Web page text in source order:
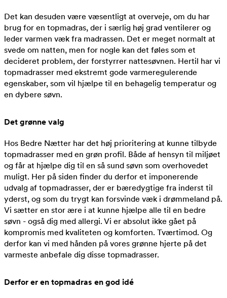
Det kan desuden være væsentligt at overveje, om du har
brug for en topmadras, der i særlig høj grad ventilerer og
leder varmen væk fra madrassen. Det er meget normalt at
svede om natten, men for nogle kan det føles som et
decideret problem, der forstyrrer nattesøvnen. Hertil har vi
topmadrasser med ekstremt gode varmeregulerende
egenskaber, som vil hjælpe til en behagelig temperatur og
en dybere søvn.
Det grønne valg
Hos Bedre Nætter har det høj prioritering at kunne tilbyde
topmadrasser med en grøn profil. Både af hensyn til miljøet
og får at hjælpe dig til en så sund søvn som overhovedet
muligt. Her på siden finder du derfor et imponerende
udvalg af topmadrasser, der er bæredygtige fra inderst til
yderst, og som du trygt kan forsvinde væk i drømmeland på.
Vi sætter en stor ære i at kunne hjælpe alle til en bedre
søvn - også dig med allergi. Vi er absolut ikke gået på
kompromis med kvaliteten og komforten. Tværtimod. Og
derfor kan vi med hånden på vores grønne hjerte på det
varmeste anbefale dig disse topmadrasser.
Derfor er en topmadras en god idé